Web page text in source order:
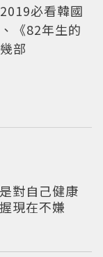
必看韓國
《82年生的
部
對自己健康
現在不嫌